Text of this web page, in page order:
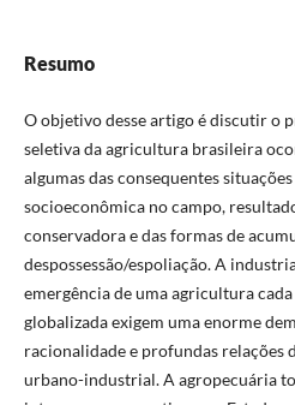
Resumo
O objetivo desse artigo é discutir o
seletiva da agricultura brasileira
algumas das consequentes
socioeconômica no campo,
conservadora e das formas de
despossessão/espoliação. A
emergência de uma agricultura
globalizada exigem uma enorme
racionalidade e profundas relações
urbano-industrial. A agropecuária